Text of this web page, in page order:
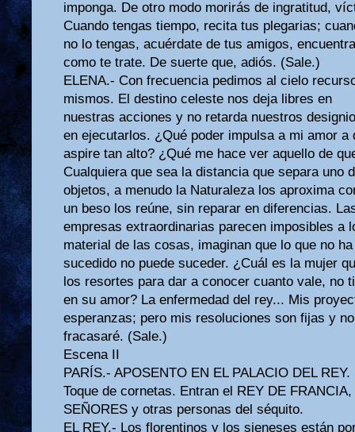
imponga. De otro modo morirás de ingratitud,
Cuando tengas tiempo, recita tus plegarias;
no lo tengas, acuérdate de tus amigos,
como te trate. De suerte que, adiós. (Sale.)
ELENA.- Con frecuencia pedimos al cielo
mismos. El destino celeste nos deja libres en
nuestras acciones y no retarda nuestros
en ejecutarlos. ¿Qué poder impulsa a mi amor a
aspire tan alto? ¿Qué me hace ver aquello de
Cualquiera que sea la distancia que separa uno
objetos, a menudo la Naturaleza los aproxima
un beso los reúne, sin reparar en diferencias.
empresas extraordinarias parecen imposibles a
material de las cosas, imaginan que lo que no ha
sucedido no puede suceder. ¿Cuál es la mujer
los resortes para dar a conocer cuanto vale, no
en su amor? La enfermedad del rey... Mis
esperanzas; pero mis resoluciones son fijas y no
fracasaré. (Sale.)
Escena II
PARÍS.- APOSENTO EN EL PALACIO DEL REY.
Toque de cornetas. Entran el REY DE
SEÑORES y otras personas del séquito.
EL REY.- Los florentinos y los sieneses están